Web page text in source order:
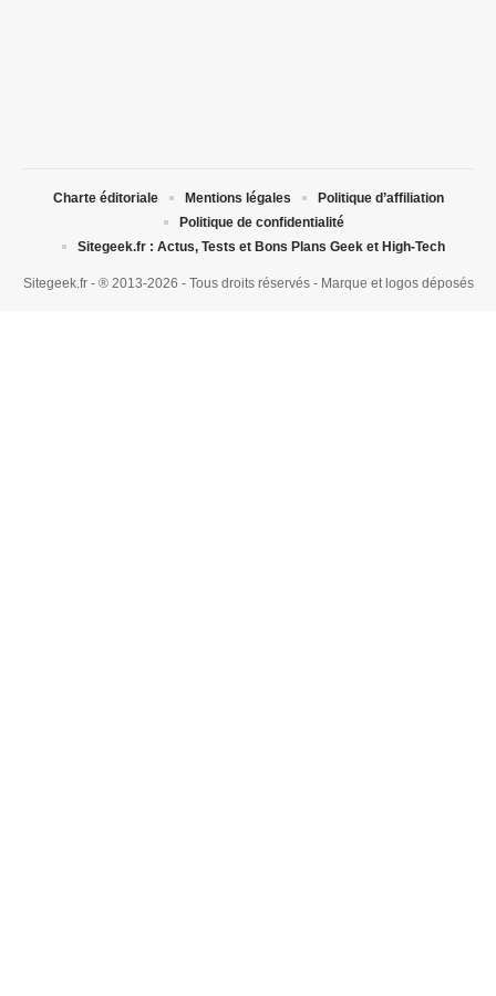
Sitegeek.fr - ® 2013-2026 - Tous droits réservés - Marque et logos déposés
Charte éditoriale Mentions légales
Politique d’affiliation
Politique de confidentialité
Sitegeek.fr : Actus, Tests et Bons Plans Geek et High-Tech